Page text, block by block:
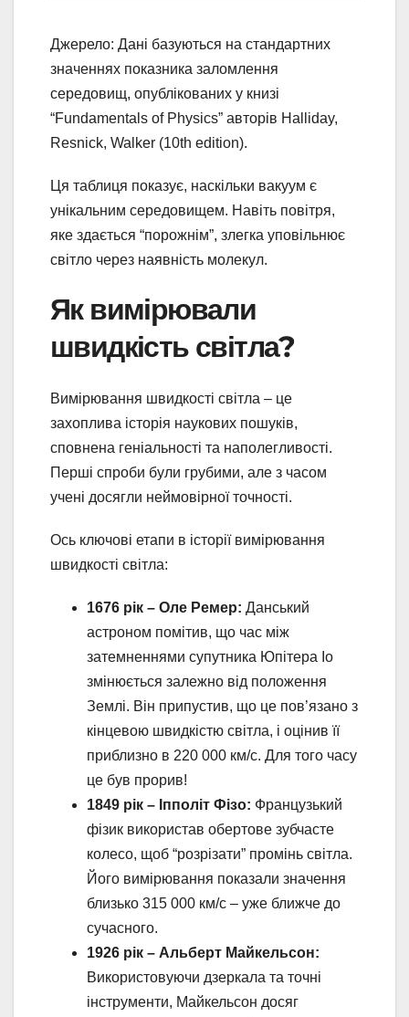
Джерело: Дані базуються на стандартних
значеннях показника заломлення
середовищ, опублікованих у книзі
“Fundamentals of Physics” авторів Halliday,
Resnick, Walker (10th edition).
Ця таблиця показує, наскільки вакуум є
унікальним середовищем. Навіть повітря,
яке здається “порожнім”, злегка уповільнює
світло через наявність молекул.
Як вимірювали
швидкість світла?
Вимірювання швидкості світла – це
захоплива історія наукових пошуків,
сповнена геніальності та наполегливості.
Перші спроби були грубими, але з часом
учені досягли неймовірної точності.
Ось ключові етапи в історії вимірювання
швидкості світла:
1676 рік – Оле Ремер: Данський
астроном помітив, що час між
затемненнями супутника Юпітера Іо
змінюється залежно від положення
Землі. Він припустив, що це пов’язано з
кінцевою швидкістю світла, і оцінив її
приблизно в 220 000 км/с. Для того часу
це був прорив!
1849 рік – Іпполіт Фізо: Французький
фізик використав обертове зубчасте
колесо, щоб “розрізати” промінь світла.
Його вимірювання показали значення
близько 315 000 км/с – уже ближче до
сучасного.
1926 рік – Альберт Майкельсон:
Використовуючи дзеркала та точні
інструменти, Майкельсон досяг